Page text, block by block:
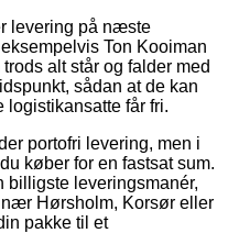
levering på næste
Ton Kooiman
alt står og falder med
sådan at de kan
logistikansatte får fri.
portofri levering, men i
køber for en fastsat sum.
billigste leveringsmanér,
Hørsholm, Korsør eller
pakke til et